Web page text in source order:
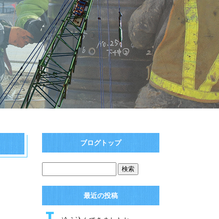
ブログトップ
最近の投稿